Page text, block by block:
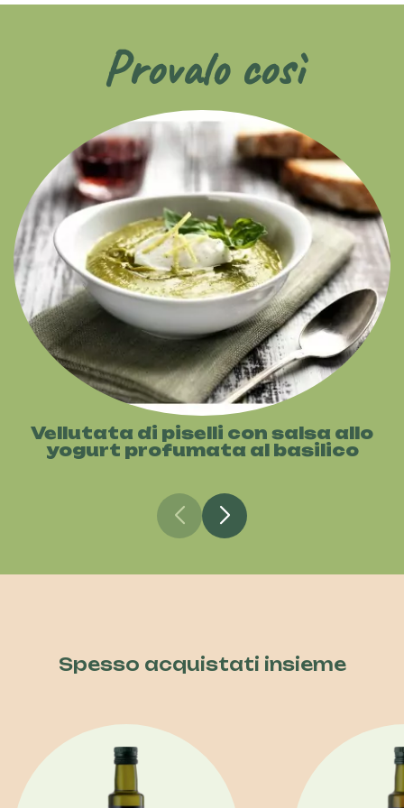
Provalo così
Vellutata di piselli con salsa allo
yogurt profumata al basilico
Spesso acquistati insieme